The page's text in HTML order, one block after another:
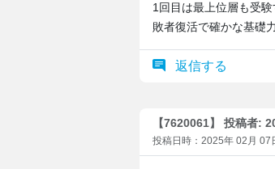
1回目は最上位層も受
敗者復活で確かな基礎
返信する
【7620061】 投稿者:
投稿日時：2025年 02月 07